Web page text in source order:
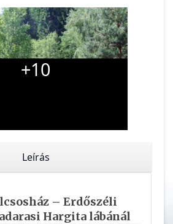
+10
Leírás
– Erdőszéli
Hargita lábánál